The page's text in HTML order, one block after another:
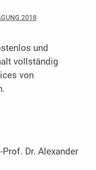
2018
und
vollständig
von
Prof. Dr. Alexander